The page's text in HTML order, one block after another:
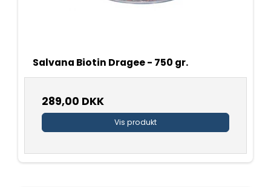
Salvana Biotin Dragee - 750 gr.
289,00 DKK
Vis produkt